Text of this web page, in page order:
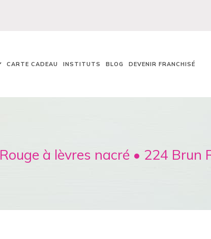
CARTE CADEAU INSTITUTS BLOG DEVENIR FRANCHISÉ
Rouge à lèvres nacré • 224 Brun